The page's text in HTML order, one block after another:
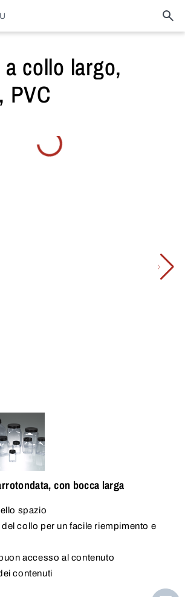
collo largo,
PVC
con bocca larga
spazio
collo per un facile riempimento e
accesso al contenuto
contenuti